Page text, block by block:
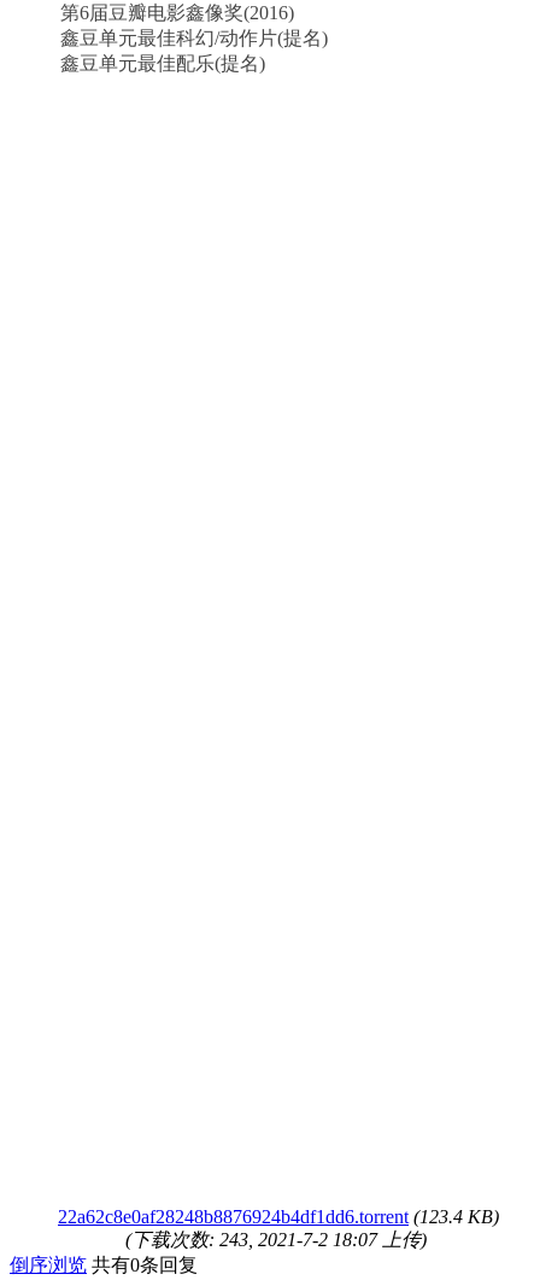
第6届豆瓣电影鑫像奖(2016)
鑫豆单元最佳科幻/动作片(提名)
鑫豆单元最佳配乐(提名)
22a62c8e0af28248b8876924b4df1dd6.torrent (123.4 KB)
(下载次数: 243, 2021-7-2 18:07 上传)
倒序浏览 共有0条回复